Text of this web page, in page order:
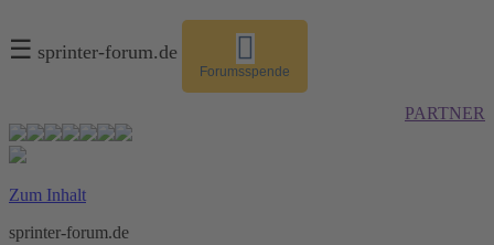
☰ sprinter-forum.de
Forumsspende
PARTNER
Zum Inhalt
sprinter-forum.de